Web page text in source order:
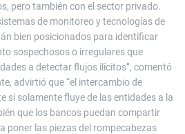
pero también con el sector privado.
de monitoreo y tecnologías de
bien posicionados para identificar
sospechosos o irregulares que
a detectar flujos ilícitos”, comentó
advirtió que “el intercambio de
si solamente fluye de las entidades a la
que los bancos puedan compartir
poner las piezas del rompecabezas